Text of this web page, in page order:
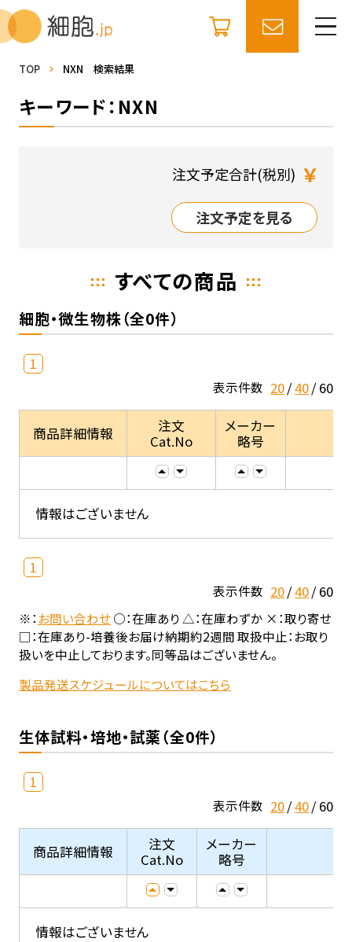
TOP NXN 検索結果
キーワード：NXN
注文予定合計(税別) ￥
注文予定を見る
すべての商品
細胞・微生物株（全0件）
1
表示件数 20 40 60
商品詳細情報
注文
Cat.No
メーカー
略号
情報はございません
1
表示件数 20 40 60
※：お問い合わせ○：在庫あり △：在庫わずか ×：取り寄せ
□：在庫あり-培養後お届け納期約2週間 取扱中止：お取り
扱いを中止しております。同等品はございません。
製品発送スケジュールについてはこちら
生体試料・培地・試薬（全0件）
1
表示件数 20 40 60
商品詳細情報
注文
Cat.No
メーカー
略号
情報はございません